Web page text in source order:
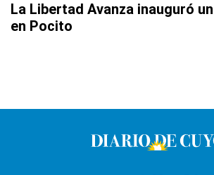
La Libertad Avanza inauguró
en Pocito